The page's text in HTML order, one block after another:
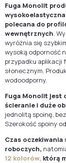
Fuga Monolit
polecana do
wewnętrznych .
wyróżnia się
wysoką odporność
przypadku aplikacji
słonecznym.
wodoodporny.
Fuga Monolit jest
ścieranie i duże
jednolitą spoinę,
Szerokość spoiny od
Czas oczekiwania
roboczych,
12 kolorów, którą